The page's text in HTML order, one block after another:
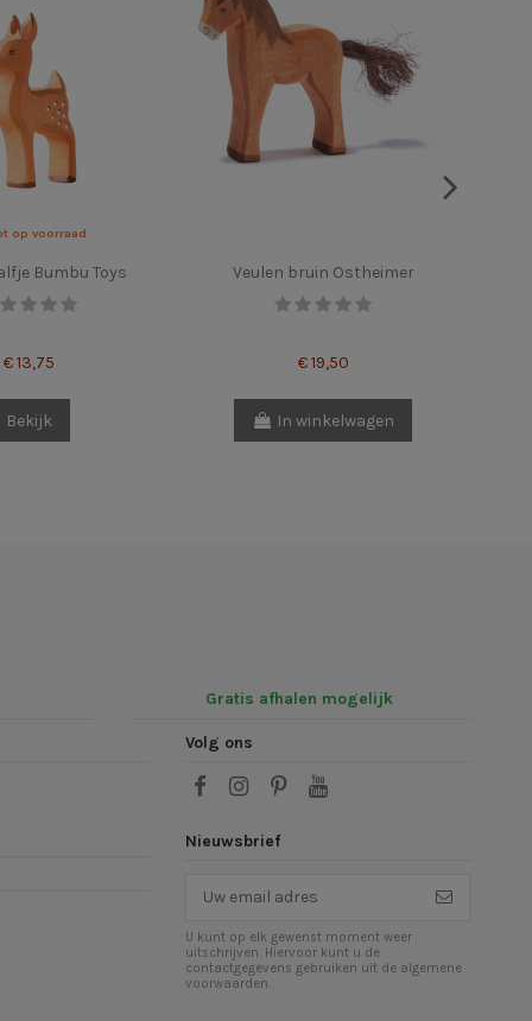
op voorraad
Bumbu Toys
€ 13,75
Bekijk
Veulen bruin Ostheimer
€ 19,50
In winkelwagen
Gratis afhalen mogelijk
Volg ons
Nieuwsbrief
U kunt op elk gewenst moment weer
uitschrijven. Hiervoor kunt u de
contactgegevens gebruiken uit de algemene
voorwaarden.